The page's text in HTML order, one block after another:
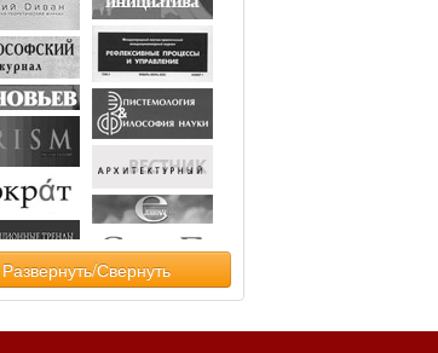
Развернуть/Свернуть